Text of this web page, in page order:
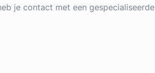
je contact met een gespecialiseerde